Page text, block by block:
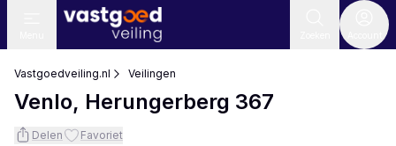
Vastgoedveiling.nl Veilingen
Venlo, Herungerberg 367
Delen Favoriet